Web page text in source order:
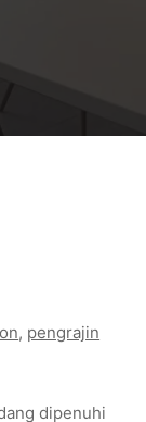
, pengrajin
dipenuhi